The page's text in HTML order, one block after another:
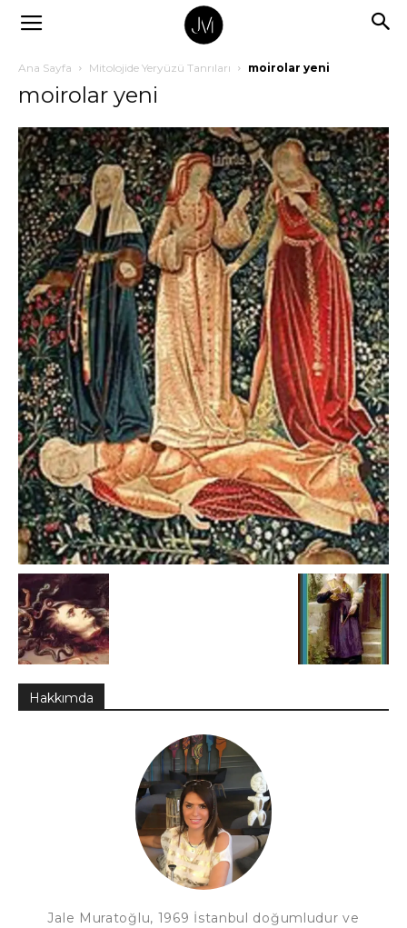
Ana Sayfa Mitolojide Yeryüzü Tanrıları moirolar yeni
moirolar yeni
Hakkımda
Jale Muratoğlu, 1969 İstanbul doğumludur ve